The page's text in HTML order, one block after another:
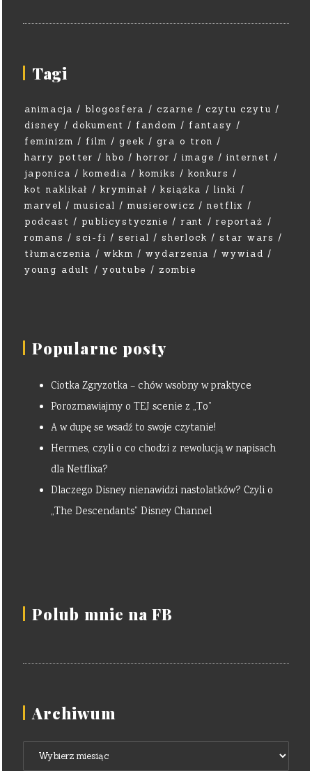
Tagi
animacja blogosfera czarne
czytu czytu
disney
dokument fandom
fantasy
feminizm
film geek
gra o tron
harry potter
hbo horror image
internet
japonica
komedia komiks
konkurs
kot naklikał
kryminał książka
linki
marvel
musical musierowicz
netflix
podcast
publicystycznie rant
reportaż
romans
sci-fi serial sherlock
star wars
tłumaczenia
wkkm wydarzenia
wywiad
young adult
youtube zombie
Popularne posty
Ciotka Zgryzotka – chów wsobny w praktyce
Porozmawiajmy o TEJ scenie z „To”
A w dupę se wsadź to swoje czytanie!
Hermes, czyli o co chodzi z rewolucją w napisach
dla Netflixa?
Dlaczego Disney nienawidzi nastolatków? Czyli o
„The Descendants” Disney Channel
Polub mnie na FB
Archiwum
Archiwum